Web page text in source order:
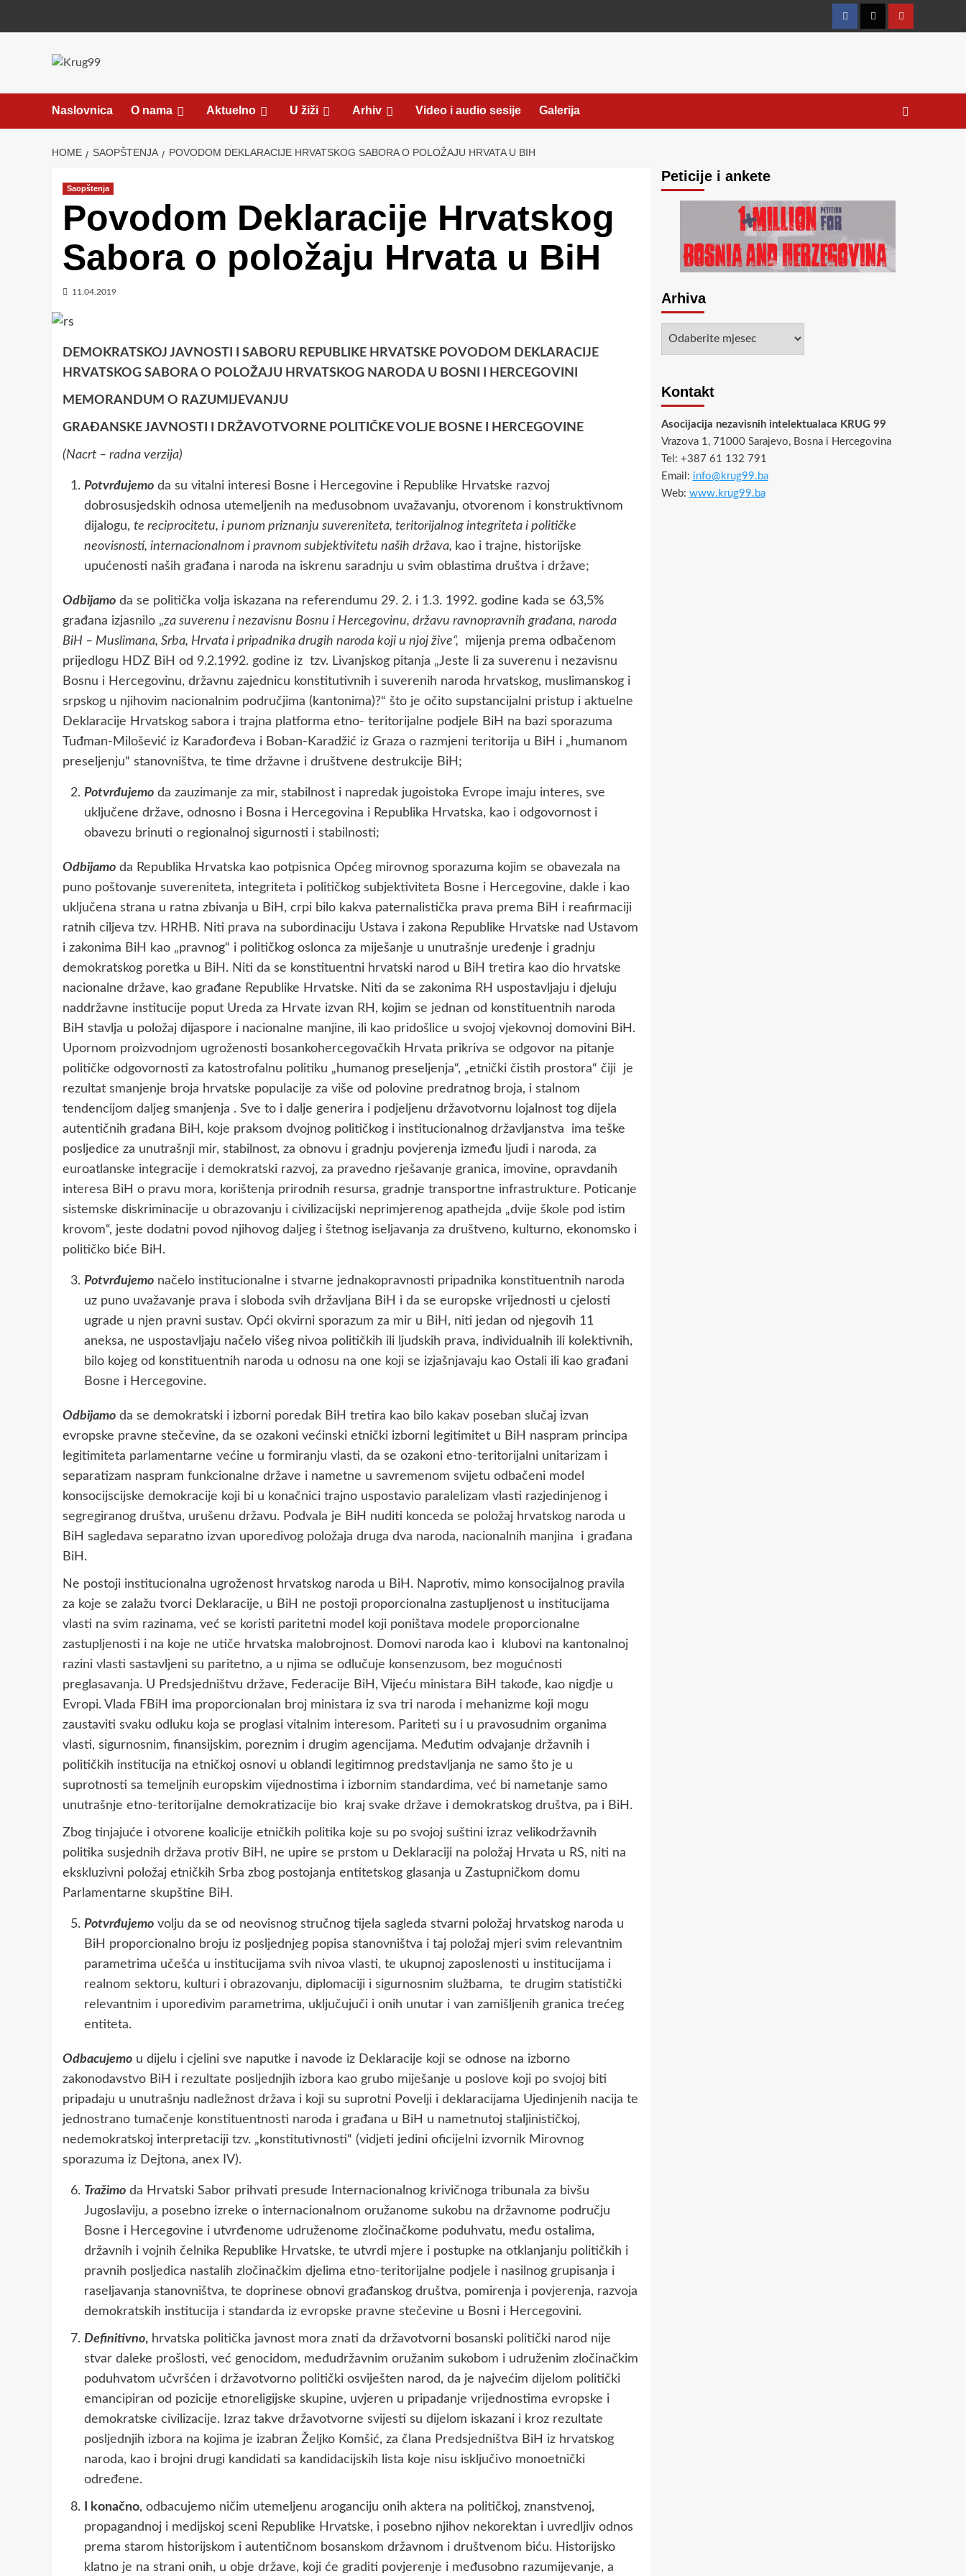
Naslovnica O nama Aktuelno U žiži Arhiv Video i audio sesije Galerija
HOME SAOPŠTENJA POVODOM DEKLARACIJE HRVATSKOG SABORA O POLOŽAJU HRVATA U BIH
Saopštenja
Povodom Deklaracije Hrvatskog
Sabora o položaju Hrvata u BiH
11.04.2019
DEMOKRATSKOJ JAVNOSTI I SABORU REPUBLIKE HRVATSKE POVODOM DEKLARACIJE
HRVATSKOG SABORA O POLOŽAJU HRVATSKOG NARODA U BOSNI I HERCEGOVINI
MEMORANDUM O RAZUMIJEVANJU
GRAĐANSKE JAVNOSTI I DRŽAVOTVORNE POLITIČKE VOLJE BOSNE I HERCEGOVINE
(Nacrt – radna verzija)
Potvrđujemo da su vitalni interesi Bosne i Hercegovine i Republike Hrvatske razvoj
dobrosusjedskih odnosa utemeljenih na međusobnom uvažavanju, otvorenom i konstruktivnom
dijalogu, te reciprocitetu, i punom priznanju suvereniteta, teritorijalnog integriteta i političke
neovisnosti, internacionalnom i pravnom subjektivitetu naših država, kao i trajne, historijske
upućenosti naših građana i naroda na iskrenu saradnju u svim oblastima društva i države;
Odbijamo da se politička volja iskazana na referendumu 29. 2. i 1.3. 1992. godine kada se 63,5%
građana izjasnilo „za suverenu i nezavisnu Bosnu i Hercegovinu, državu ravnopravnih građana, naroda
BiH – Muslimana, Srba, Hrvata i pripadnika drugih naroda koji u njoj žive“,
mijenja prema odbačenom
prijedlogu HDZ BiH od 9.2.1992. godine iz tzv. Livanjskog pitanja „Jeste li za suverenu i nezavisnu
Bosnu i Hercegovinu, državnu zajednicu konstitutivnih i suverenih naroda hrvatskog, muslimanskog i
srpskog u njihovim nacionalnim područjima (kantonima)?“ što je očito supstancijalni pristup i aktuelne
Deklaracije Hrvatskog sabora i trajna platforma etno- teritorijalne podjele BiH na bazi sporazuma
Tuđman-Milošević iz Karađorđeva i Boban-Karadžić iz Graza o razmjeni teritorija u BiH i „humanom
preseljenju“ stanovništva, te time državne i društvene destrukcije BiH;
Potvrđujemo da zauzimanje za mir, stabilnost i napredak jugoistoka Evrope imaju interes, sve
uključene države, odnosno i Bosna i Hercegovina i Republika Hrvatska, kao i odgovornost i
obavezu brinuti o regionalnoj sigurnosti i stabilnosti;
Odbijamo da Republika Hrvatska kao potpisnica Općeg mirovnog sporazuma kojim se obavezala na
puno poštovanje suvereniteta, integriteta i političkog subjektiviteta Bosne i Hercegovine, dakle i kao
uključena strana u ratna zbivanja u BiH, crpi bilo kakva paternalistička prava prema BiH i reafirmaciji
ratnih ciljeva tzv. HRHB. Niti prava na subordinaciju Ustava i zakona Republike Hrvatske nad Ustavom
i zakonima BiH kao „pravnog“ i političkog oslonca za miješanje u unutrašnje uređenje i gradnju
demokratskog poretka u BiH. Niti da se konstituentni hrvatski narod u BiH tretira kao dio hrvatske
nacionalne države, kao građane Republike Hrvatske. Niti da se zakonima RH uspostavljaju i djeluju
naddržavne institucije poput Ureda za Hrvate izvan RH, kojim se jednan od konstituentnih naroda
BiH stavlja u položaj dijaspore i nacionalne manjine, ili kao pridošlice u svojoj vjekovnoj domovini BiH.
Upornom proizvodnjom ugroženosti bosankohercegovačkih Hrvata prikriva se odgovor na pitanje
političke odgovornosti za katostrofalnu politiku „humanog preseljenja“, „etnički čistih prostora“ čiji je
rezultat smanjenje broja hrvatske populacije za više od polovine predratnog broja, i stalnom
tendencijom daljeg smanjenja . Sve to i dalje generira i podjeljenu državotvornu lojalnost tog dijela
autentičnih građana BiH, koje praksom dvojnog političkog i institucionalnog državljanstva ima teške
posljedice za unutrašnji mir, stabilnost, za obnovu i gradnju povjerenja između ljudi i naroda, za
euroatlanske integracije i demokratski razvoj, za pravedno rješavanje granica, imovine, opravdanih
interesa BiH o pravu mora, korištenja prirodnih resursa, gradnje transportne infrastrukture. Poticanje
sistemske diskriminacije u obrazovanju i civilizacijski neprimjerenog apathejda „dvije škole pod istim
krovom“, jeste dodatni povod njihovog daljeg i štetnog iseljavanja za društveno, kulturno, ekonomsko i
političko biće BiH.
Potvrđujemo načelo institucionalne i stvarne jednakopravnosti pripadnika konstituentnih naroda
uz puno uvažavanje prava i sloboda svih državljana BiH i da se europske vrijednosti u cjelosti
ugrade u njen pravni sustav. Opći okvirni sporazum za mir u BiH, niti jedan od njegovih 11
aneksa, ne uspostavljaju načelo višeg nivoa političkih ili ljudskih prava, individualnih ili kolektivnih,
bilo kojeg od konstituentnih naroda u odnosu na one koji se izjašnjavaju kao Ostali ili kao građani
Bosne i Hercegovine.
Odbijamo da se demokratski i izborni poredak BiH tretira kao bilo kakav poseban slučaj izvan
evropske pravne stečevine, da se ozakoni većinski etnički izborni legitimitet u BiH naspram principa
legitimiteta parlamentarne većine u formiranju vlasti, da se ozakoni etno-teritorijalni unitarizam i
separatizam naspram funkcionalne države i nametne u savremenom svijetu odbačeni model
konsocijscijske demokracije koji bi u konačnici trajno uspostavio paralelizam vlasti razjedinjenog i
segregiranog društva, urušenu državu. Podvala je BiH nuditi konceda se položaj hrvatskog naroda u
BiH sagledava separatno izvan uporedivog položaja druga dva naroda, nacionalnih manjina i građana
BiH.
Ne postoji institucionalna ugroženost hrvatskog naroda u BiH. Naprotiv, mimo konsocijalnog pravila
za koje se zalažu tvorci Deklaracije, u BiH ne postoji proporcionalna zastupljenost u institucijama
vlasti na svim razinama, već se koristi paritetni model koji poništava modele proporcionalne
zastupljenosti i na koje ne utiče hrvatska malobrojnost. Domovi naroda kao i klubovi na kantonalnoj
razini vlasti sastavljeni su paritetno, a u njima se odlučuje konsenzusom, bez mogućnosti
preglasavanja. U Predsjedništvu države, Federacije BiH, Vijeću ministara BiH takođe, kao nigdje u
Evropi. Vlada FBiH ima proporcionalan broj ministara iz sva tri naroda i mehanizme koji mogu
zaustaviti svaku odluku koja se proglasi vitalnim interesom. Pariteti su i u pravosudnim organima
vlasti, sigurnosnim, finansijskim, poreznim i drugim agencijama. Međutim odvajanje državnih i
političkih institucija na etničkoj osnovi u oblandi legitimnog predstavljanja ne samo što je u
suprotnosti sa temeljnih europskim vijednostima i izbornim standardima, već bi nametanje samo
unutrašnje etno-teritorijalne demokratizacije bio kraj svake države i demokratskog društva, pa i BiH.
Zbog tinjajuće i otvorene koalicije etničkih politika koje su po svojoj suštini izraz velikodržavnih
politika susjednih država protiv BiH, ne upire se prstom u Deklaraciji na položaj Hrvata u RS, niti na
ekskluzivni položaj etničkih Srba zbog postojanja entitetskog glasanja u Zastupničkom domu
Parlamentarne skupštine BiH.
Potvrđujemo volju da se od neovisnog stručnog tijela sagleda stvarni položaj hrvatskog naroda u
BiH proporcionalno broju iz posljednjeg popisa stanovništva i taj položaj mjeri svim relevantnim
parametrima učešća u institucijama svih nivoa vlasti, te ukupnoj zaposlenosti u institucijama i
realnom sektoru, kulturi i obrazovanju, diplomaciji i sigurnosnim službama, te drugim statistički
relevantnim i uporedivim parametrima, uključujuči i onih unutar i van zamišljenih granica trećeg
entiteta.
Odbacujemo u dijelu i cjelini sve naputke i navode iz Deklaracije koji se odnose na izborno
zakonodavstvo BiH i rezultate posljednjih izbora kao grubo miješanje u poslove koji po svojoj biti
pripadaju u unutrašnju nadležnost država i koji su suprotni Povelji i deklaracijama Ujedinjenih nacija te
jednostrano tumačenje konstituentnosti naroda i građana u BiH u nametnutoj staljinističkoj,
nedemokratskoj interpretaciji tzv. „konstitutivnosti“ (vidjeti jedini oficijelni izvornik Mirovnog
sporazuma iz Dejtona, anex IV).
Tražimo da Hrvatski Sabor prihvati presude Internacionalnog krivičnoga tribunala za bivšu
Jugoslaviju, a posebno izreke o internacionalnom oružanome sukobu na državnome području
Bosne i Hercegovine i utvrđenome udruženome zločinačkome poduhvatu, među ostalima,
državnih i vojnih čelnika Republike Hrvatske, te utvrdi mjere i postupke na otklanjanju političkih i
pravnih posljedica nastalih zločinačkim djelima etno-teritorijalne podjele i nasilnog grupisanja i
raseljavanja stanovništva, te doprinese obnovi građanskog društva, pomirenja i povjerenja, razvoja
demokratskih institucija i standarda iz evropske pravne stečevine u Bosni i Hercegovini.
Definitivno, hrvatska politička javnost mora znati da državotvorni bosanski politički narod nije
stvar daleke prošlosti, već genocidom, međudržavnim oružanim sukobom i udruženim zločinačkim
poduhvatom učvršćen i državotvorno politički osviješten narod, da je najvećim dijelom politički
emancipiran od pozicije etnoreligijske skupine, uvjeren u pripadanje vrijednostima evropske i
demokratske civilizacije. Izraz takve državotvorne svijesti su dijelom iskazani i kroz rezultate
posljednjih izbora na kojima je izabran Željko Komšić, za člana Predsjedništva BiH iz hrvatskog
naroda, kao i brojni drugi kandidati sa kandidacijskih lista koje nisu isključivo monoetnički
određene.
I konačno, odbacujemo ničim utemeljenu aroganciju onih aktera na političkoj, znanstvenoj,
propagandnoj i medijskoj sceni Republike Hrvatske, i posebno njihov nekorektan i uvredljiv odnos
prema starom historijskom i autentičnom bosanskom državnom i društvenom biću. Historijsko
klatno je na strani onih, u obje države, koji će graditi povjerenje i međusobno razumijevanje, a
Peticije i ankete
Arhiva
Kontakt
Asocijacija nezavisnih intelektualaca KRUG 99
Vrazova 1, 71000 Sarajevo, Bosna i Hercegovina
Tel: +387 61 132 791
Email: info@krug99.ba
Web: www.krug99.ba